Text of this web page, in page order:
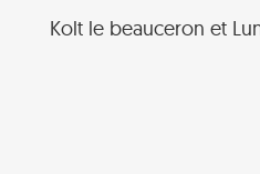
Kolt le beauceron et